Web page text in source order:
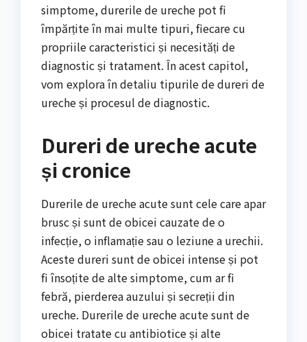
simptome, durerile de ureche pot fi
împărțite în mai multe tipuri, fiecare cu
propriile caracteristici și necesități de
diagnostic și tratament. În acest capitol,
vom explora în detaliu tipurile de dureri de
ureche și procesul de diagnostic.
Dureri de ureche acute
și cronice
Durerile de ureche acute sunt cele care apar
brusc și sunt de obicei cauzate de o
infecție, o inflamație sau o leziune a urechii.
Aceste dureri sunt de obicei intense și pot
fi însoțite de alte simptome, cum ar fi
febră, pierderea auzului și secreții din
ureche. Durerile de ureche acute sunt de
obicei tratate cu antibiotice și alte